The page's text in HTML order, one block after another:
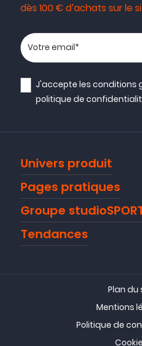
dès 100 € d’achats sur le
Votre adresse email
J'accepte lesconditions
politique de
Univers produit
Pages pratiques
Groupe
Tendances
Plan du
Mentions
Politique de